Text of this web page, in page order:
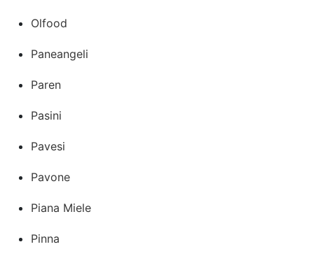
Olfood
Paneangeli
Paren
Pasini
Pavesi
Pavone
Piana Miele
Pinna